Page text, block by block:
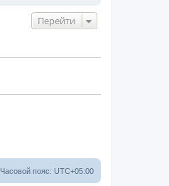
Перейти
Часовой пояс: UTC+05:00